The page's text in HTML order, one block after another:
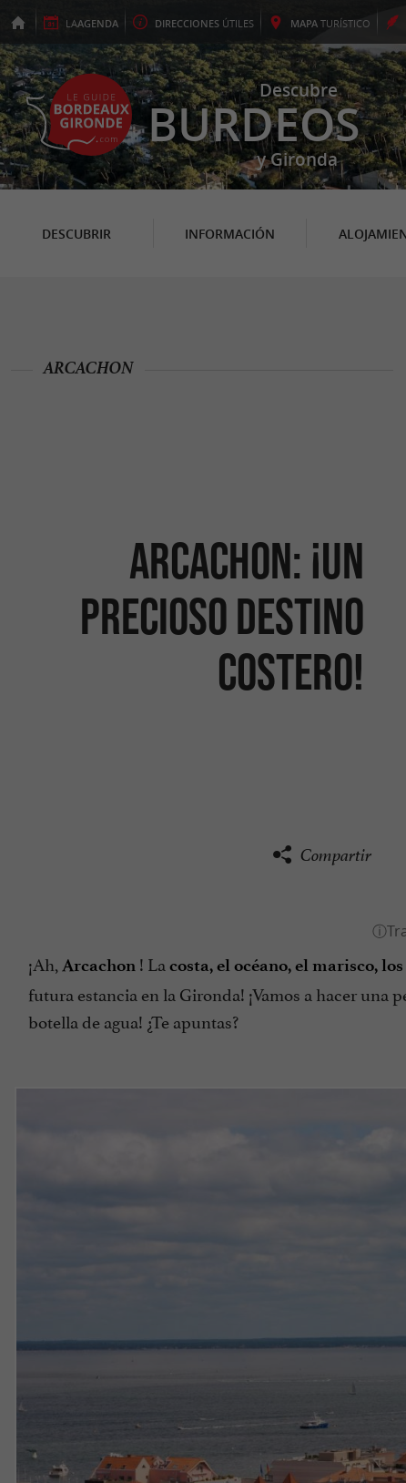
LAAGENDA DIRECCIONES ÚTILES MAPA TURÍSTICO
Descubre
BURDEOS
y Gironda
DESCUBRIR INFORMACIÓN
Arcachon: ¡un
precioso destino
costero!
ARCACHON
Compartir
¡Ah, Arcachon ! La costa, el océano, el marisco,
futura estancia en la Gironda! ¡Vamos a hacer una
botella de agua! ¿Te apuntas?